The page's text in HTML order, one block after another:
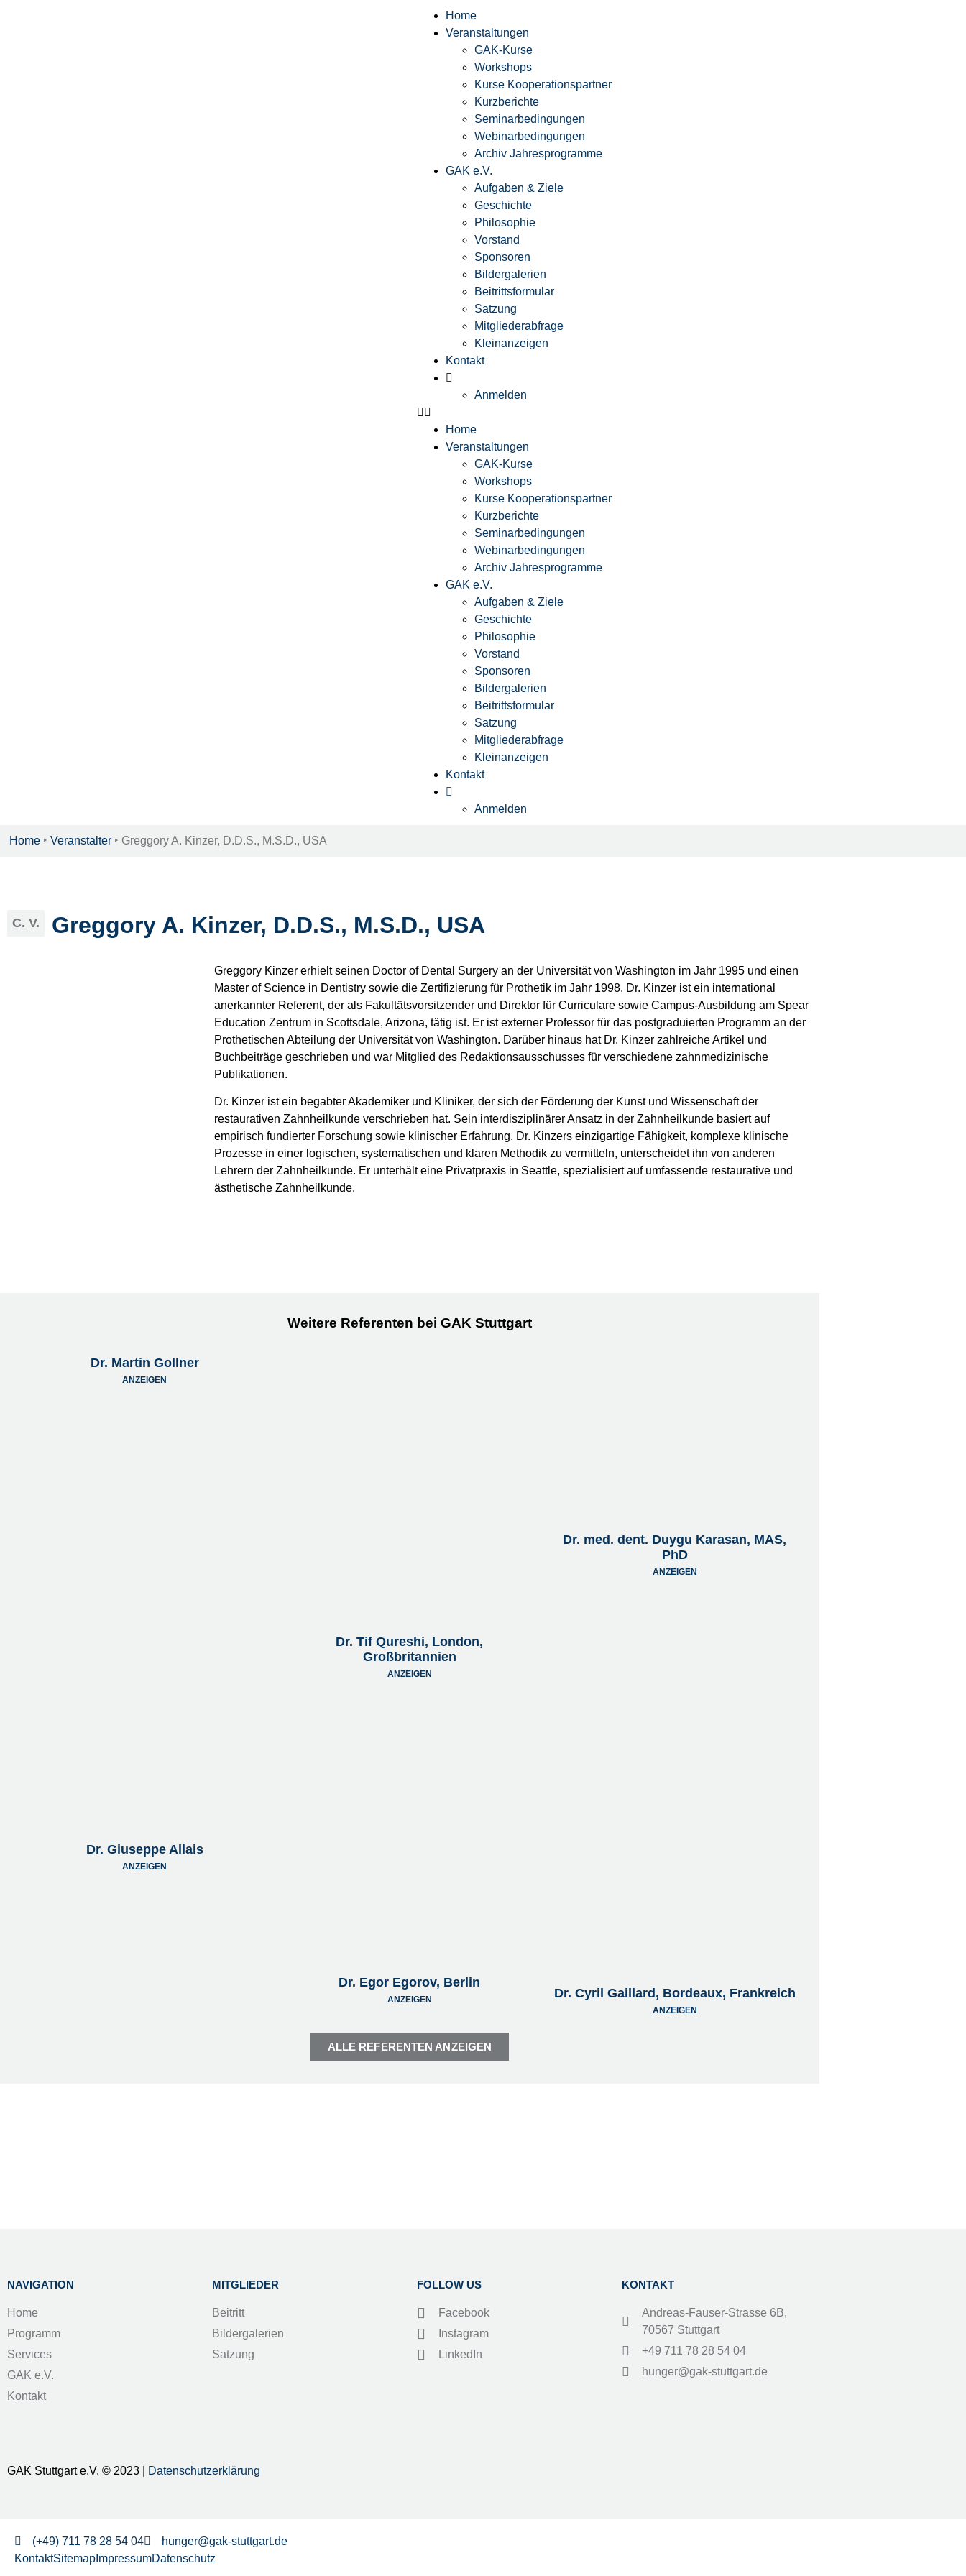
Home
Veranstaltungen
GAK-Kurse
Workshops
Kurse Kooperationspartner
Kurzberichte
Seminarbedingungen
Webinarbedingungen
Archiv Jahresprogramme
GAK e.V.
Aufgaben & Ziele
Geschichte
Philosophie
Vorstand
Sponsoren
Bildergalerien
Beitrittsformular
Satzung
Mitgliederabfrage
Kleinanzeigen
Kontakt
Anmelden
Home
Veranstaltungen
GAK-Kurse
Workshops
Kurse Kooperationspartner
Kurzberichte
Seminarbedingungen
Webinarbedingungen
Archiv Jahresprogramme
GAK e.V.
Aufgaben & Ziele
Geschichte
Philosophie
Vorstand
Sponsoren
Bildergalerien
Beitrittsformular
Satzung
Mitgliederabfrage
Kleinanzeigen
Kontakt
Anmelden
Home ‣ Veranstalter ‣ Greggory A. Kinzer, D.D.S., M.S.D., USA
C. V. Greggory A. Kinzer, D.D.S., M.S.D., USA
Greggory Kinzer erhielt seinen Doctor of Dental Surgery an der Universität von Washington im Jahr 1995 und einen
Master of Science in Dentistry sowie die Zertifizierung für Prothetik im Jahr 1998. Dr. Kinzer ist ein international
anerkannter Referent, der als Fakultätsvorsitzender und Direktor für Curriculare sowie Campus-Ausbildung am Spear
Education Zentrum in Scottsdale, Arizona, tätig ist. Er ist externer Professor für das postgraduierten Programm an der
Prothetischen Abteilung der Universität von Washington. Darüber hinaus hat Dr. Kinzer zahlreiche Artikel und
Buchbeiträge geschrieben und war Mitglied des Redaktionsausschusses für verschiedene zahnmedizinische
Publikationen.
Dr. Kinzer ist ein begabter Akademiker und Kliniker, der sich der Förderung der Kunst und Wissenschaft der
restaurativen Zahnheilkunde verschrieben hat. Sein interdisziplinärer Ansatz in der Zahnheilkunde basiert auf
empirisch fundierter Forschung sowie klinischer Erfahrung. Dr. Kinzers einzigartige Fähigkeit, komplexe klinische
Prozesse in einer logischen, systematischen und klaren Methodik zu vermitteln, unterscheidet ihn von anderen
Lehrern der Zahnheilkunde. Er unterhält eine Privatpraxis in Seattle, spezialisiert auf umfassende restaurative und
ästhetische Zahnheilkunde.
Weitere Referenten bei GAK Stuttgart
Dr. Martin Gollner
ANZEIGEN
Dr. Tif Qureshi, London,
Großbritannien
ANZEIGEN
Dr. med. dent. Duygu Karasan, MAS,
PhD
ANZEIGEN
Dr. Giuseppe Allais
ANZEIGEN
Dr. Egor Egorov, Berlin
ANZEIGEN Dr. Cyril Gaillard, Bordeaux, Frankreich
ANZEIGEN
ALLE REFERENTEN ANZEIGEN
NAVIGATION
Home
Programm
Services
GAK e.V.
Kontakt
MITGLIEDER
Beitritt
Bildergalerien
Satzung
FOLLOW US
Facebook
Instagram
LinkedIn
KONTAKT
Andreas-Fauser-Strasse 6B,
70567 Stuttgart
+49 711 78 28 54 04
hunger@gak-stuttgart.de
GAK Stuttgart e.V. © 2023 | Datenschutzerklärung
(+49) 711 78 28 54 04
hunger@gak-stuttgart.de
KontaktSitemap ImpressumDatenschutz